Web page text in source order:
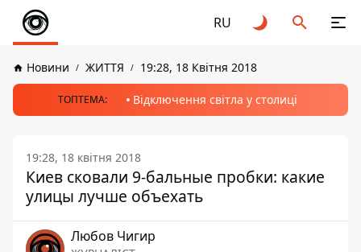
RU
Новини ЖИТТЯ 19:28, 18 Квітня 2018
ТОПТЕМА: Відключення світла у столиці
19:28, 18 квітня 2018
Киев сковали 9-бальные пробки: какие
улицы лучше объехать
Любов Чигир